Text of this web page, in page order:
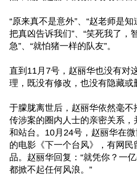
“原来真不是意外”、“赵老师是知
把真凶告诉我们”、“笑死我了，
急”、“就怕猪一样的队友”。
直到11月7号，赵丽华也没有对
理，既没有修改，也没有隐藏或
于朦胧离世后，赵丽华依然毫不
传涉案的圈内人士的亲密关系，
和站台。10月24号，赵丽华在
的电影《下一个台风》，有网民
品。赵丽华回复：“就凭你？一
都掀不起任何风浪。”